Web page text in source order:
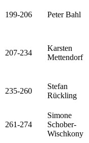
199-206 Peter Bahl
207-234
Karsten
Mettendorf
235-260
Stefan
Rückling
261-274
Simone
Schober-
Wischkony